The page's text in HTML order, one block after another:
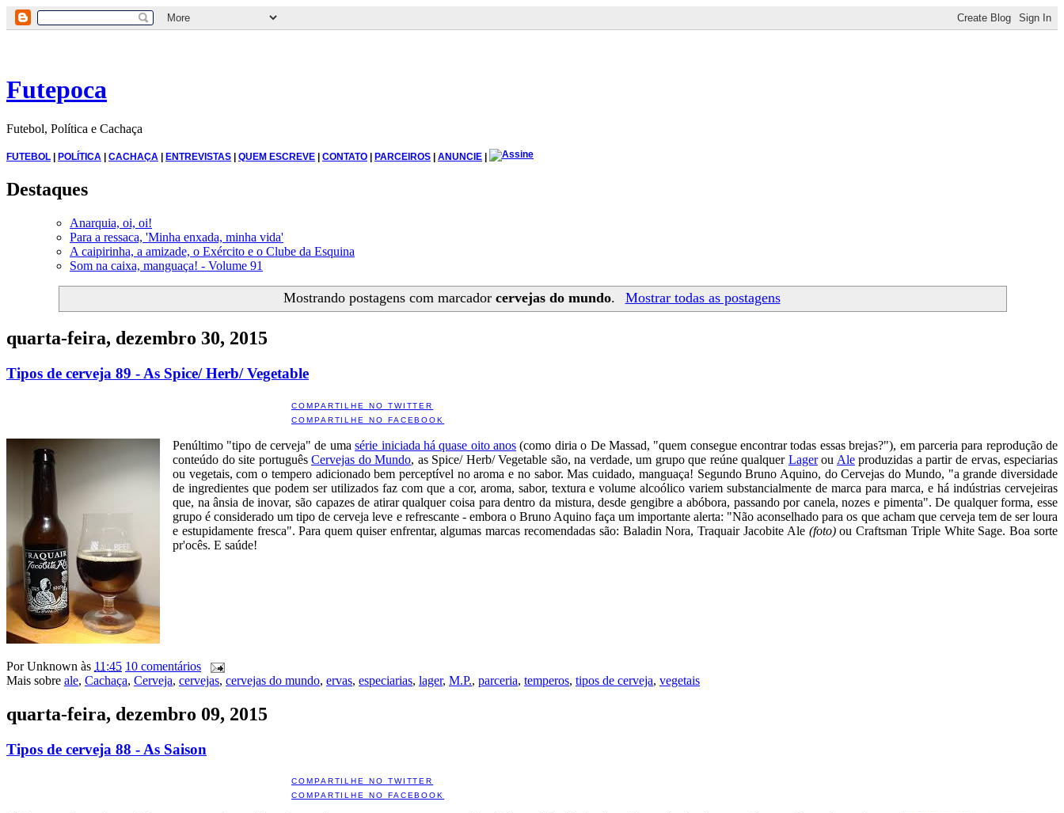
Futepoca
Futebol, Política e Cachaça
FUTEBOL | POLÍTICA | CACHAÇA | ENTREVISTAS | QUEM ESCREVE | CONTATO | PARCEIROS | ANUNCIE |
Destaques
Anarquia, oi, oi!
Para a ressaca, 'Minha enxada, minha vida'
A caipirinha, a amizade, o Exército e o Clube da Esquina
Som na caixa, manguaça! - Volume 91
Mostrando postagens com marcadorcervejas do mundo. Mostrar todas as postagens
quarta-feira, dezembro 30, 2015
Tipos de cerveja 89 - As Spice/ Herb/ Vegetable
COMPARTILHE NO TWITTER
COMPARTILHE NO FACEBOOK
Penúltimo "tipo de cerveja" de umasérie iniciada há quase oito anos (como diria o De Massad, "quem consegue encontrar todas essas brejas?"), em parceria para reprodução de
conteúdo do site portuguêsCervejas do Mundo, as Spice/ Herb/ Vegetable são, na verdade, um grupo que reúne qualquer Lagerou Aleproduzidas a partir de ervas, especiarias
ou vegetais, com o tempero adicionado bem perceptível no aroma e no sabor. Mas cuidado, manguaça! Segundo Bruno Aquino, do Cervejas do Mundo, "a grande diversidade
de ingredientes que podem ser utilizados faz com que a cor, aroma, sabor, textura e volume alcoólico variem substancialmente de marca para marca, e há indústrias cervejeiras
que, na ânsia de inovar, são capazes de atirar qualquer coisa para dentro da mistura, desde gengibre a abóbora, passando por canela, nozes e pimenta". De qualquer forma, esse
grupo é considerado um tipo de cerveja leve e refrescante - embora o Bruno Aquino faça um importante alerta: "Não aconselhado para os que acham que cerveja tem de ser loura
e estupidamente fresca". Para quem quiser enfrentar, algumas marcas recomendadas são: Baladin Nora, Traquair Jacobite Ale (foto)ou Craftsman Triple White Sage. Boa sorte
pr'ocês. E saúde!
PorUnknown às 11:45 10 comentários
Mais sobre ale, Cachaça, Cerveja, cervejas, cervejas do mundo, ervas, especiarias, lager, M.P., parceria, temperos, tipos de cerveja, vegetais
quarta-feira, dezembro 09, 2015
Tipos de cerveja 88 - As Saison
COMPARTILHE NO TWITTER
COMPARTILHE NO FACEBOOK